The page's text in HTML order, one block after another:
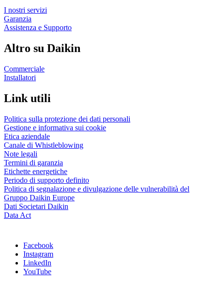
I nostri servizi
Garanzia
Assistenza e Supporto
Altro su Daikin
Commerciale
Installatori
Link utili
Politica sulla protezione dei dati personali
Gestione e informativa sui cookie
Etica aziendale
Canale di Whistleblowing
Note legali
Termini di garanzia
Etichette energetiche
Periodo di supporto definito
Politica di segnalazione e divulgazione delle vulnerabilità del
Gruppo Daikin Europe
Dati Societari Daikin
Data Act
Facebook
Instagram
LinkedIn
YouTube